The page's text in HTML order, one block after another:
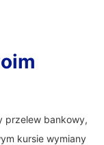
przelew bankowy,
kursie wymiany